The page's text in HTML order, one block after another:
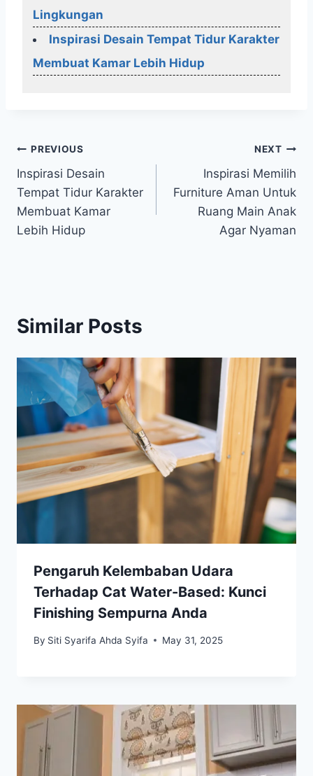
Lingkungan
Inspirasi Desain Tempat Tidur Karakter
Membuat Kamar Lebih Hidup
Post
navigation
PREVIOUS
Inspirasi Desain
Tempat Tidur Karakter
Membuat Kamar
Lebih Hidup
NEXT
Inspirasi Memilih
Furniture Aman Untuk
Ruang Main Anak
Agar Nyaman
Similar Posts
Pengaruh Kelembaban Udara
Terhadap Cat Water-Based: Kunci
Finishing Sempurna Anda
By Siti Syarifa Ahda Syifa May 31, 2025